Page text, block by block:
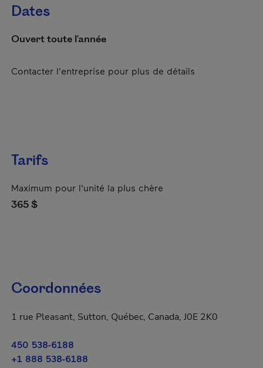
Dates
Ouvert toute l'année
Contacter l'entreprise pour plus de détails
Tarifs
Maximum pour l'unité la plus chère
365 $
Coordonnées
1 rue Pleasant, Sutton, Québec, Canada, J0E 2K0
450 538-6188
+1 888 538-6188